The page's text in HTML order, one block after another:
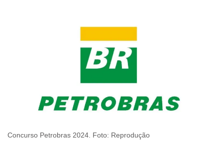
Concurso Petrobras 2024. Foto: Reprodução